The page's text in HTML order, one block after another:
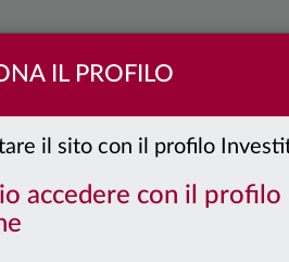
IL PROFILO
il sito con il profilo
accedere con il
Core